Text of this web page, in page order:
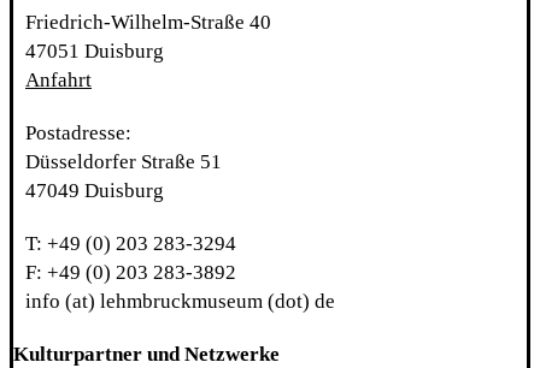
Friedrich-Wilhelm-Straße 40
47051 Duisburg
Anfahrt
Postadresse:
Düsseldorfer Straße 51
47049 Duisburg
T: +49 (0) 203 283-3294
F: +49 (0) 203 283-3892
info (at) lehmbruckmuseum (dot) de
Kulturpartner und Netzwerke